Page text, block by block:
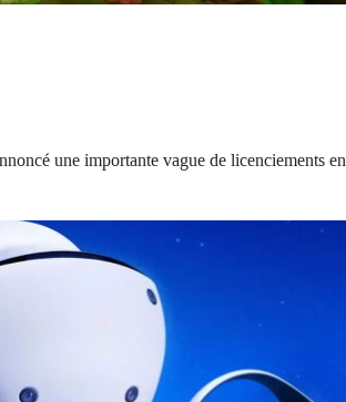
une importante vague de licenciements en
LE FILM THE DIVISION EST…